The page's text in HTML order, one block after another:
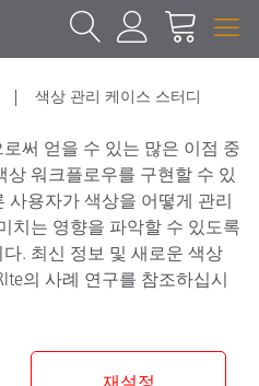
색상 관리 케이스 스터디
써 얻을 수 있는 많은 이점 중
워크플로우를 구현할 수 있
사용자가 색상을 어떻게 관리
치는 영향을 파악할 수 있도록
. 최신 정보 및 새로운 색상
의 사례 연구를 참조하십시
재설정